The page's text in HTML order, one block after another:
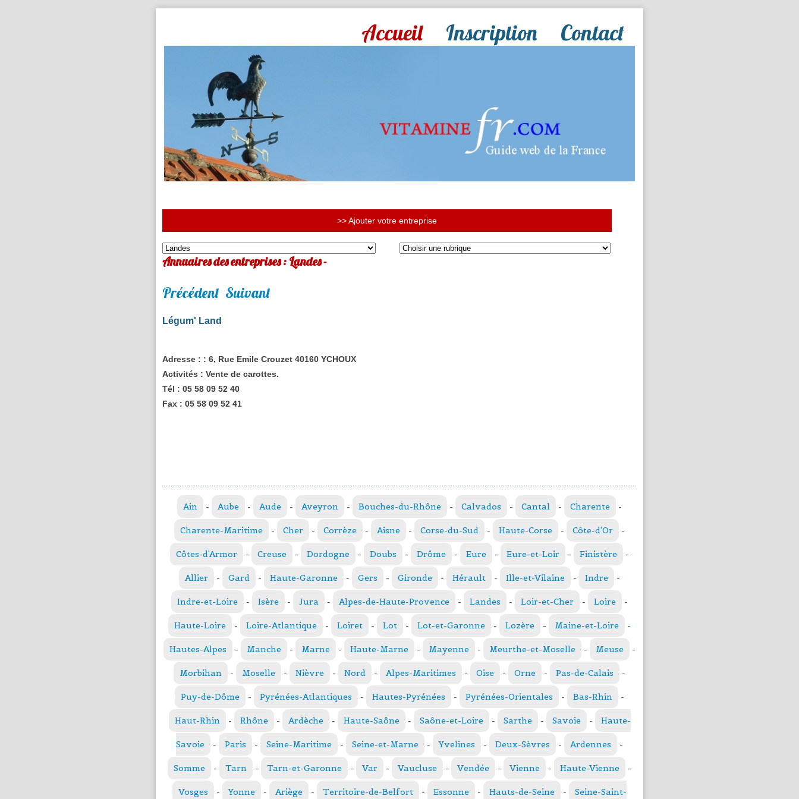
Accueil Inscription Contact
>> Ajouter votre entreprise
Annuaires des entreprises : Landes -
Précédent Suivant
Légum' Land
Adresse : : 6, Rue Emile Crouzet 40160 YCHOUX
Activités : Vente de carottes.
Tél : 05 58 09 52 40
Fax : 05 58 09 52 41
Ain - Aube - Aude - Aveyron - Bouches-du-Rhône - Calvados - Cantal - Charente -
Charente-Maritime - Cher - Corrèze - Aisne - Corse-du-Sud - Haute-Corse - Côte-d'Or -
Côtes-d'Armor - Creuse - Dordogne - Doubs - Drôme - Eure - Eure-et-Loir - Finistère -
Allier - Gard - Haute-Garonne - Gers - Gironde - Hérault - Ille-et-Vilaine - Indre -
Indre-et-Loire - Isère - Jura - Alpes-de-Haute-Provence - Landes - Loir-et-Cher - Loire -
Haute-Loire - Loire-Atlantique - Loiret - Lot - Lot-et-Garonne - Lozère - Maine-et-Loire -
Hautes-Alpes - Manche - Marne - Haute-Marne - Mayenne - Meurthe-et-Moselle - Meuse -
Morbihan - Moselle - Nièvre - Nord - Alpes-Maritimes - Oise - Orne - Pas-de-Calais -
Puy-de-Dôme - Pyrénées-Atlantiques - Hautes-Pyrénées - Pyrénées-Orientales - Bas-Rhin -
Haut-Rhin - Rhône - Ardèche - Haute-Saône - Saône-et-Loire - Sarthe - Savoie - Haute-
Savoie - Paris - Seine-Maritime - Seine-et-Marne - Yvelines - Deux-Sèvres - Ardennes -
Somme - Tarn - Tarn-et-Garonne - Var - Vaucluse - Vendée - Vienne - Haute-Vienne -
Vosges - Yonne - Ariège - Territoire-de-Belfort - Essonne - Hauts-de-Seine - Seine-Saint-